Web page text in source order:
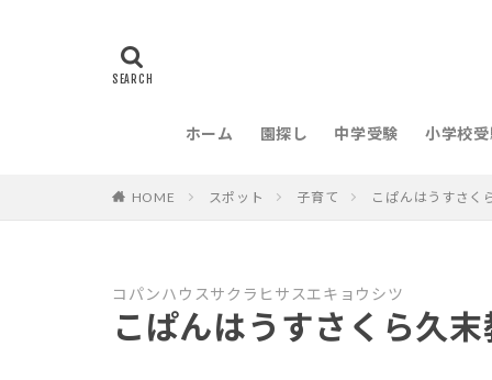
ホーム 園探し 中学受験 小学校
HOME スポット 子育て こぱんはうすさく
コパンハウスサクラヒサスエキョウシツ
こぱんはうすさくら久